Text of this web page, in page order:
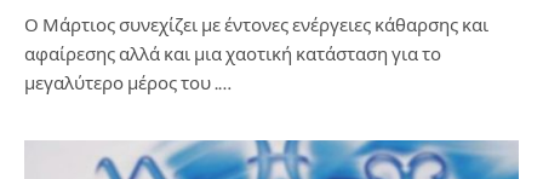
Ο Μάρτιος συνεχίζει με έντονες ενέργειες κάθαρσης και
αφαίρεσης αλλά και μια χαοτική κατάσταση για το
μεγαλύτερο μέρος του .…